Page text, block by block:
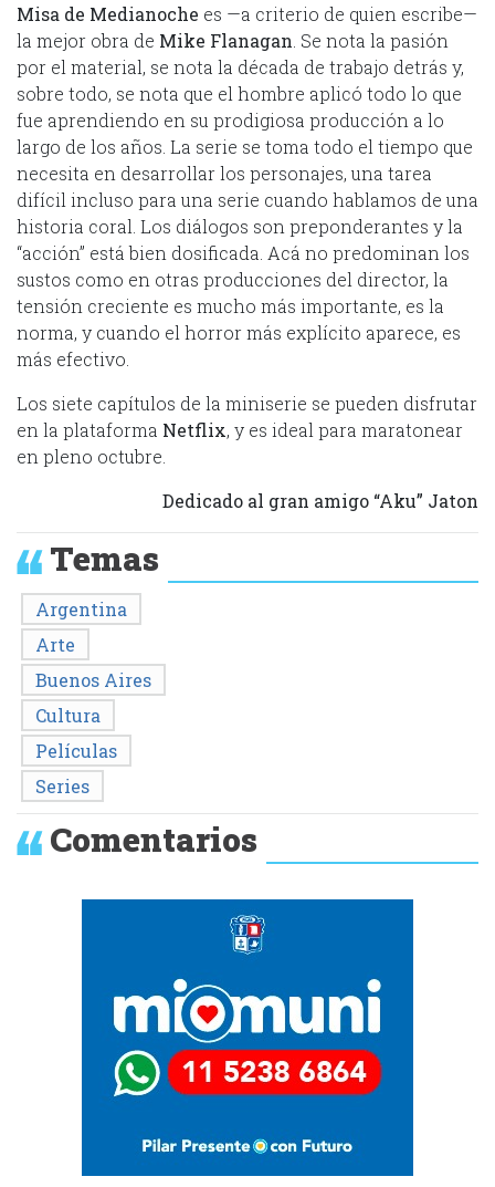
Misa de Medianoche es —a criterio de quien escribe—
la mejor obra de Mike Flanagan . Se nota la pasión
por el material, se nota la década de trabajo detrás y,
sobre todo, se nota que el hombre aplicó todo lo que
fue aprendiendo en su prodigiosa producción a lo
largo de los años. La serie se toma todo el tiempo que
necesita en desarrollar los personajes, una tarea
difícil incluso para una serie cuando hablamos de una
historia coral. Los diálogos son preponderantes y la
“acción” está bien dosificada. Acá no predominan los
sustos como en otras producciones del director, la
tensión creciente es mucho más importante, es la
norma, y cuando el horror más explícito aparece, es
más efectivo.
Los siete capítulos de la miniserie se pueden disfrutar
en la plataforma Netflix, y es ideal para maratonear
en pleno octubre.
Dedicado al gran amigo “Aku” Jaton
Temas
Argentina
Arte
Buenos Aires
Cultura
Películas
Series
Comentarios